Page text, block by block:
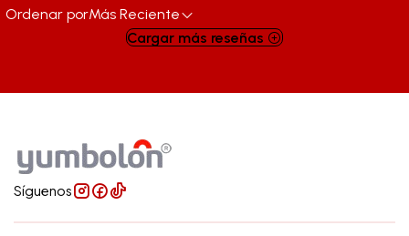
Ordenar porMás Reciente
Cargar más reseñas
Síguenos